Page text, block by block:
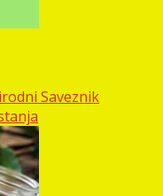
Saveznik